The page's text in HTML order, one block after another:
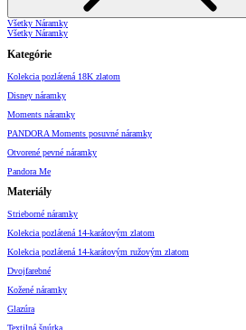
Všetky Náramky
Všetky Náramky
Kategórie
Kolekcia pozlátená 18K zlatom
Disney náramky
Moments náramky
PANDORA Moments posuvné náramky
Otvorené pevné náramky
Pandora Me
Materiály
Strieborné náramky
Kolekcia pozlátená 14-karátovým zlatom
Kolekcia pozlátená 14-karátovým ružovým zlatom
Dvojfarebné
Kožené náramky
Glazúra
Textilná šnúrka